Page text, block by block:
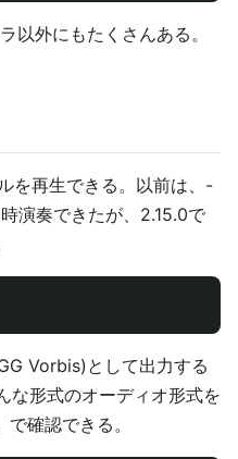
以外にもたくさんある。
を再生できる。以前は、-
演奏できたが、2.15.0で
Vorbis)として出力する
な形式のオーディオ形式を
確認できる。